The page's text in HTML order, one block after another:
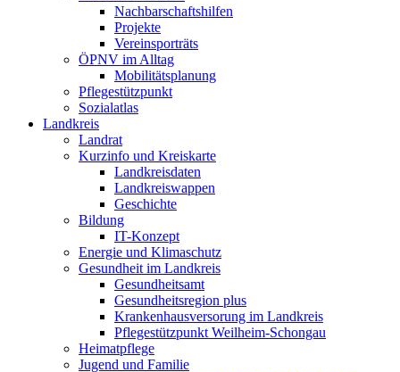
Nachbarschaftshilfen
Projekte
Vereinsporträts
ÖPNV im Alltag
Mobilitätsplanung
Pflegestützpunkt
Sozialatlas
Landkreis
Landrat
Kurzinfo und Kreiskarte
Landkreisdaten
Landkreiswappen
Geschichte
Bildung
IT-Konzept
Energie und Klimaschutz
Gesundheit im Landkreis
Gesundheitsamt
Gesundheitsregion plus
Krankenhausversorung im Landkreis
Pflegestützpunkt Weilheim-Schongau
Heimatpflege
Jugend und Familie